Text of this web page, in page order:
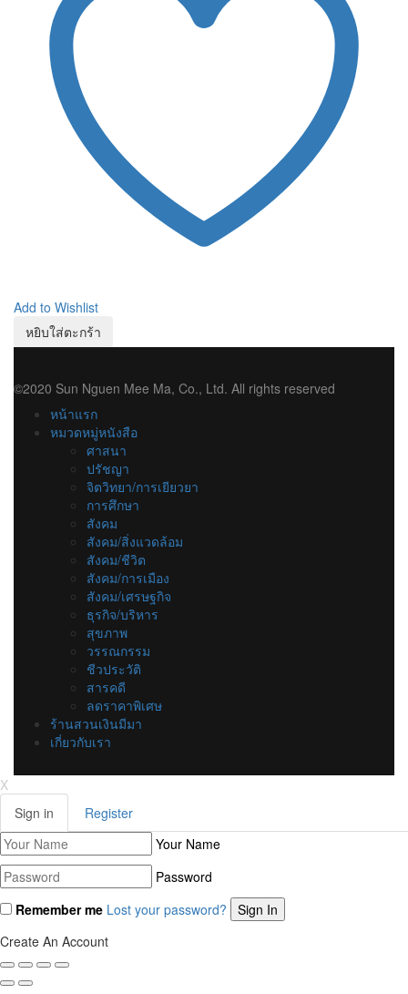
Add to Wishlist
หยิบใส่ตะกร้า
©2020 Sun Nguen Mee Ma, Co., Ltd. All rights reserved
หน้าแรก
หมวดหมู่หนังสือ
ศาสนา
ปรัชญา
จิตวิทยา/การเยียวยา
การศึกษา
สังคม
สังคม/สิ่งแวดล้อม
สังคม/ชีวิต
สังคม/การเมือง
สังคม/เศรษฐกิจ
ธุรกิจ/บริหาร
สุขภาพ
วรรณกรรม
ชีวประวัติ
สารคดี
ลดราคาพิเศษ
ร้านสวนเงินมีมา
เกี่ยวกับเรา
X
Sign in
Register
Your Name
Password
Remember me Lost your password?
Create An Account